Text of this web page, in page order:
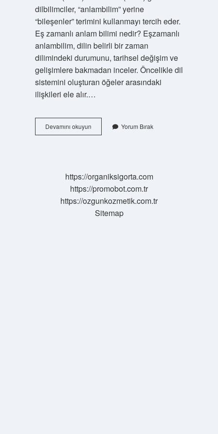
dilbilimciler, “anlambilim” yerine
“bileşenler” terimini kullanmayı tercih eder.
Eş zamanlı anlam bilimi nedir? Eşzamanlı
anlambilim, dilin belirli bir zaman
dilimindeki durumunu, tarihsel değişim ve
gelişimlere bakmadan inceler. Öncelikle dil
sistemini oluşturan öğeler arasındaki
ilişkileri ele alır.…
Devamını okuyunGönderimsel
Anlam
Yorum Bırak
https://organiksigorta.com
https://promobot.com.tr
https://ozgunkozmetik.com.tr
Sitemap